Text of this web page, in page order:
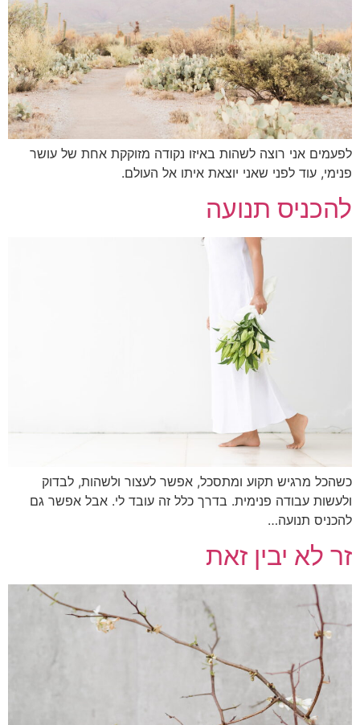
אני רוצה לשהות באיזו נקודה מזוקקת אחת של עושר
עוד לפני שאני יוצאת איתו אל העולם.
תנועה
מרגיש תקוע ומתסכל, אפשר לעצור ולשהות, לבדוק
עבודה פנימית. בדרך כלל זה עובד לי. אבל אפשר גם
תנועה…
לא יבין זאת